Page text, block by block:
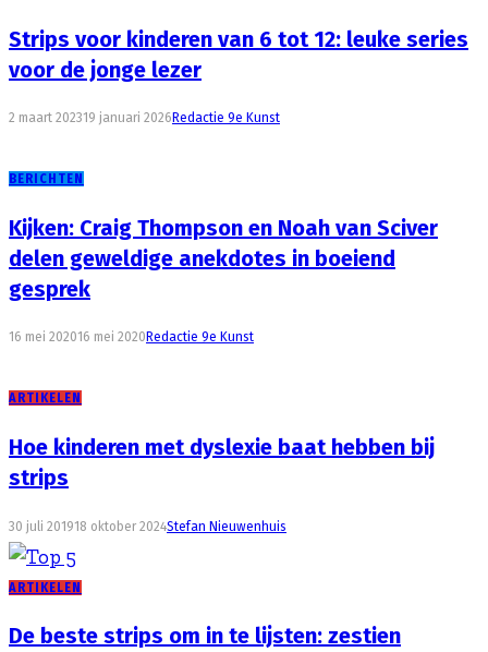
Strips voor kinderen van 6 tot 12: leuke series
voor de jonge lezer
2 maart 202319 januari 2026 Redactie 9e Kunst
BERICHTEN
Kijken: Craig Thompson en Noah van Sciver
delen geweldige anekdotes in boeiend
gesprek
16 mei 202016 mei 2020 Redactie 9e Kunst
ARTIKELEN
Hoe kinderen met dyslexie baat hebben bij
strips
30 juli 201918 oktober 2024Stefan Nieuwenhuis
ARTIKELEN
De beste strips om in te lijsten: zestien